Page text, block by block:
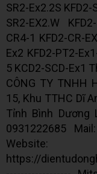
SR2-Ex2.2S
SR2-EX2.W
CR4-1 KFD2-CR-
Ex2 KFD2-PT2-
5 KCD2-SCD-Ex1
CÔNG TY TNHH
15, Khu TTHC Dĩ
Tỉnh Bình Dương
0931222685
Website:
https://